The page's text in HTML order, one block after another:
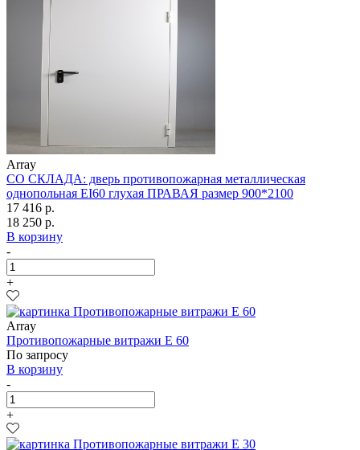
Array
СО СКЛАДА: дверь противопожарная металлическая
однопольная EI60 глухая ПРАВАЯ размер 900*2100
17 416 р.
18 250 р.
В корзину
-
+
Array
Противопожарные витражи E 60
По запросу
В корзину
-
+